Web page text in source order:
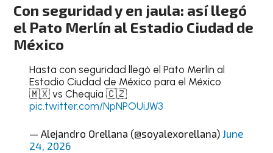
Con seguridad y en jaula: así llegó
el Pato Merlín al Estadio Ciudad de
México
Hasta con seguridad llegó el Pato Merlin al
Estadio Ciudad de México para el México
🇲🇽 vs Chequia 🇨🇿
pic.twitter.com/NpNPOUiJW3
— Alejandro Orellana (@soyalexorellana) June
24, 2026